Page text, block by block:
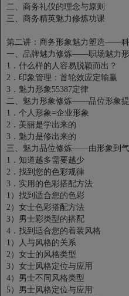
二、商务礼仪的理念与原则
三、商务精英魅力修炼功课
第二讲：商务形象魅力塑造——
一、品牌魅力修炼——职场魅力
1．什么样的人容易脱颖而出？
2．印象管理：首轮效应定输赢
3．魅力形象55387定律
二、魅力形象修炼——品位形象
1．个人形象=企业形象
2．美丽是学出来的
3．魅力是修出来的
三、魅力品位修炼——由形象到
1．知道越多需要越少
2．找到您的色彩规律
3．实用的色彩搭配方法
1）找到适合您的色彩
2）女士色彩搭配方法
3）男士彩类型的搭配
4．找到适合您的着装风格
1）人与风格的关系
2）女士的风格类型
3）女士风格定位与应用
4）男士不同风格类型
5）男士风格定位与应用